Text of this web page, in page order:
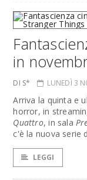
in
DI S* LUNEDÌ 3
Arriva la quinta e
horror, in
Quattro, in sala
c'è la nuova serie
LEGGI